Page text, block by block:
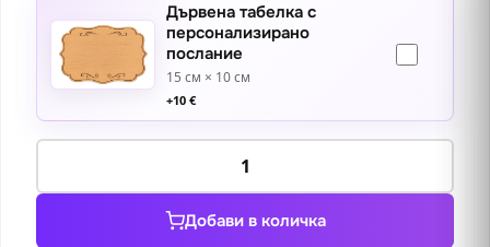
Дървена табелка с
персонализирано
послание
15 см × 10 см
+10 €
количество
Горски
Добави в количка